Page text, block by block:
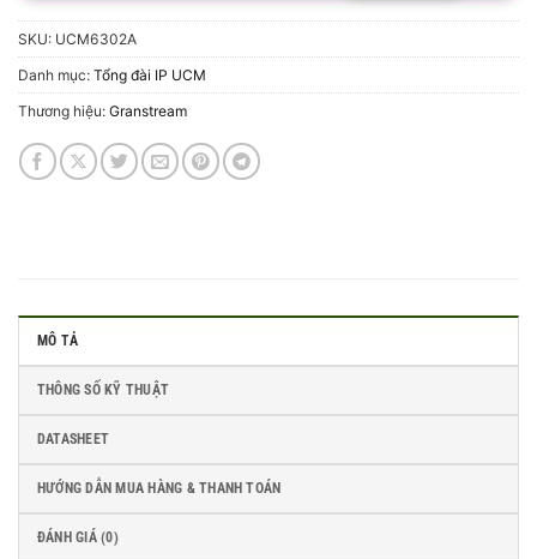
SKU: UCM6302A
Danh mục: Tổng đài IP UCM
Thương hiệu: Granstream
MÔ TẢ
THÔNG SỐ KỸ THUẬT
DATASHEET
HƯỚNG DẪN MUA HÀNG & THANH TOÁN
ĐÁNH GIÁ (0)